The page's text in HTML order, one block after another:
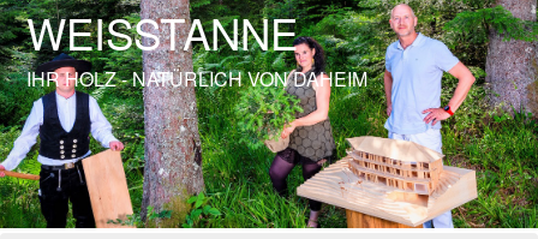
WEISSTANNE
IHR HOLZ - NATÜRLICH VON DAHEIM
Previous Next